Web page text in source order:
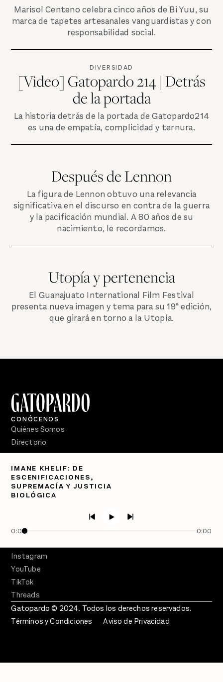
Marisol Centeno celebra cinco años de Bi Yuu, su
marca de tapetes artesanales vanguardistas y con
responsabilidad social.
DIVERSIDAD
[Video] Gatopardo 214 | Detrás
de la portada
La historia detrás de la portada de Gatopardo214
es una de empatía, complicidad y ternura.
Después de Lennon
La figura de Lennon obtuvo una relevancia
significativa en el discurso en contra de la guerra
y la pacificación mundial. A 80 años de su
nacimiento, le recordamos.
Utopía y pertenencia
El Guanajuato International Film Festival
presenta nueva imagen y tema para su 19ª edición,
que girará en torno a la Utopía.
IMANE KHELIF: DE
ESCENIFICACIONES,
SUPREMACÍA Y JUSTICIA
BIOLÓGICA
0:00 0:00
CONÓCENOS
Quiénes Somos
Directorio
Semanario Gatopardo
En Qué Momento
Crecer en Distopía
Facebook
Instagram
YouTube
TikTok
Threads
Gatopardo © 2024. Todos los derechos reservados.
Términos y Condiciones
Aviso de Privacidad